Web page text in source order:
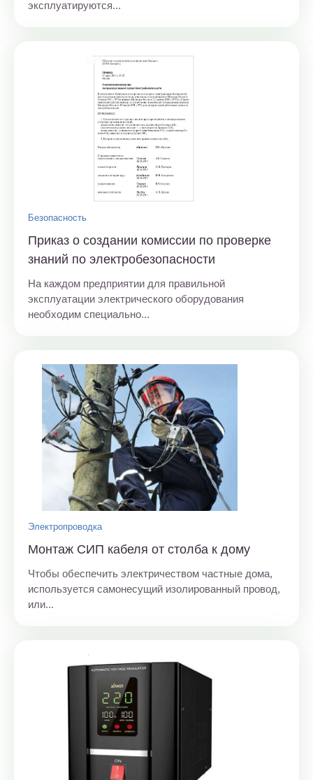
эксплуатируются...
Безопасность
Приказ о создании комиссии по проверке
знаний по электробезопасности
На каждом предприятии для правильной
эксплуатации электрического оборудования
необходим специально...
Электропроводка
Монтаж СИП кабеля от столба к дому
Чтобы обеспечить электричеством частные дома,
используется самонесущий изолированный провод,
или...